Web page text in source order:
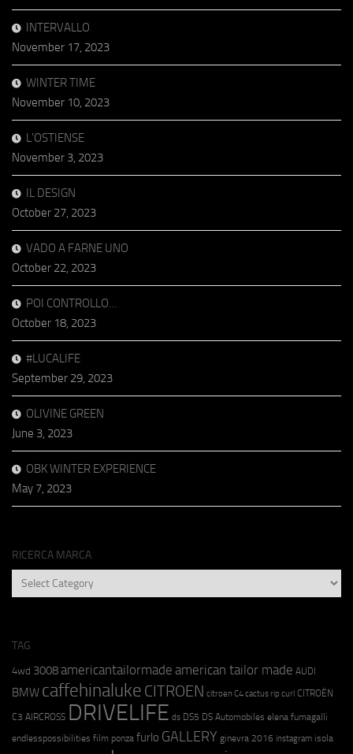
INTERVALLO
November 17, 2023
WINTER TIME
November 10, 2023
L’OSTIENSE
November 3, 2023
IL DESIGN
October 27, 2023
VADO A FARNE UNO
October 22, 2023
POI CONTROLLO…
October 18, 2023
#LUCALIFE
September 29, 2023
OLIVINE GREEN
June 3, 2023
OBK WINTER EXPERIENCE
May 7, 2023
RICERCA MARCA
RICERCA
MARCA
TAG
4wd 3008americantailormade american tailor made AUDI
BMW caffehinaluke CITROEN citroen C4 cactus rip curl CITROËN
C3 AIRCROSS DRIVELIFE ds DS5 DS Automobiles elena fumagalli
endlesspossibilities film ponza furlo GALLERY ginevra 2016 instagram isola